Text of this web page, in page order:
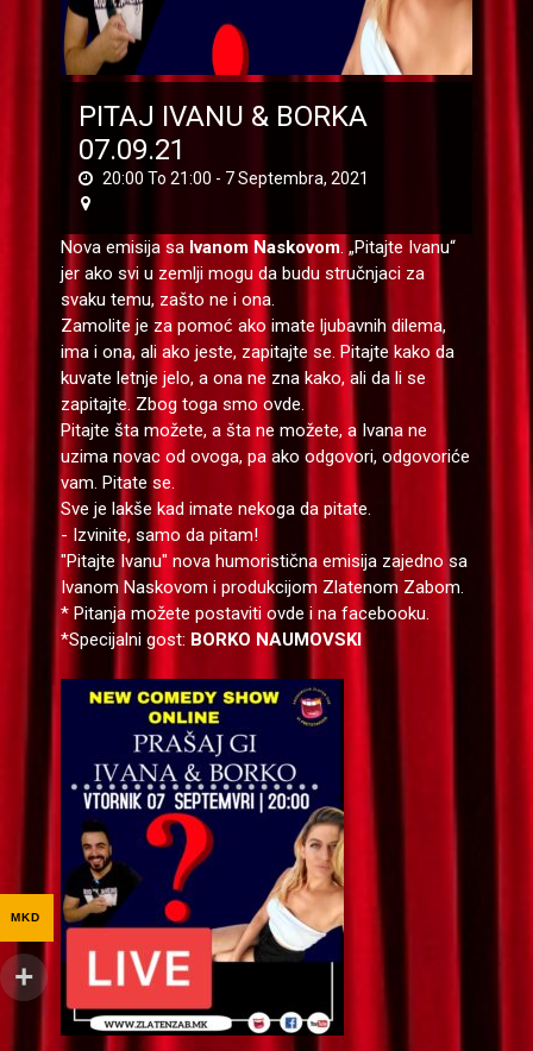
PITAJ IVANU & BORKA
07.09.21
20:00 To 21:00 - 7 Septembra, 2021
Nova emisija sa Ivanom Naskovom. „Pitajte Ivanu“
jer ako svi u zemlji mogu da budu stručnjaci za
svaku temu, zašto ne i ona.
Zamolite je za pomoć ako imate ljubavnih dilema,
ima i ona, ali ako jeste, zapitajte se. Pitajte kako da
kuvate letnje jelo, a ona ne zna kako, ali da li se
zapitajte. Zbog toga smo ovde.
Pitajte šta možete, a šta ne možete, a Ivana ne
uzima novac od ovoga, pa ako odgovori, odgovoriće
vam. Pitate se.
Sve je lakše kad imate nekoga da pitate.
- Izvinite, samo da pitam!
"Pitajte Ivanu" nova humoristična emisija zajedno sa
Ivanom Naskovom i produkcijom Zlatenom Zabom.
* Pitanja možete postaviti ovde i na facebooku.
*Specijalni gost: BORKO NAUMOVSKI
MKD